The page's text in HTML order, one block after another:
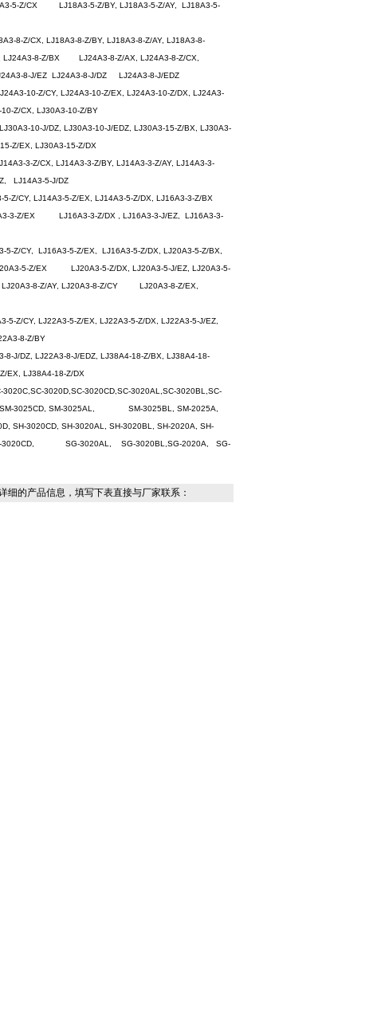
5-Z/CX LJ18A3-5-Z/BY, LJ18A3-5-Z/AY, LJ18A3-5-
Z/CX, LJ18A3-8-Z/BY, LJ18A3-8-Z/AY, LJ18A3-8-
8-Z/BX LJ24A3-8-Z/AX, LJ24A3-8-Z/CX,
8-J/EZ LJ24A3-8-J/DZ LJ24A3-8-J/EDZ
10-Z/CY, LJ24A3-10-Z/EX, LJ24A3-10-Z/DX, LJ24A3-
Z/CX, LJ30A3-10-Z/BY
10-J/DZ, LJ30A3-10-J/EDZ, LJ30A3-15-Z/BX, LJ30A3-
Z/EX, LJ30A3-15-Z/DX
3-Z/CX, LJ14A3-3-Z/BY, LJ14A3-3-Z/AY, LJ14A3-3-
LJ14A3-5-J/DZ
Z/CY, LJ14A3-5-Z/EX, LJ14A3-5-Z/DX, LJ16A3-3-Z/BX
3-Z/EX LJ16A3-3-Z/DX , LJ16A3-3-J/EZ, LJ16A3-3-
Z/CY, LJ16A3-5-Z/EX, LJ16A3-5-Z/DX, LJ20A3-5-Z/BX,
5-Z/EX LJ20A3-5-Z/DX, LJ20A3-5-J/EZ, LJ20A3-5-
LJ20A3-8-Z/AY, LJ20A3-8-Z/CY LJ20A3-8-Z/EX,
Z/CY, LJ22A3-5-Z/EX, LJ22A3-5-Z/DX, LJ22A3-5-J/EZ,
8-Z/BY
J/DZ, LJ22A3-8-J/EDZ, LJ38A4-18-Z/BX, LJ38A4-18-
EX, LJ38A4-18-Z/DX
3020D,SC-3020CD,SC-3020AL,SC-3020BL,SC-
SM-3025CD, SM-3025AL, SM-3025BL, SM-2025A,
3020CD, SH-3020AL, SH-3020BL, SH-2020A, SH-
3020CD, SG-3020AL, SG-3020BL,SG-2020A, SG-
细的产品信息，填写下表直接与厂家联系：